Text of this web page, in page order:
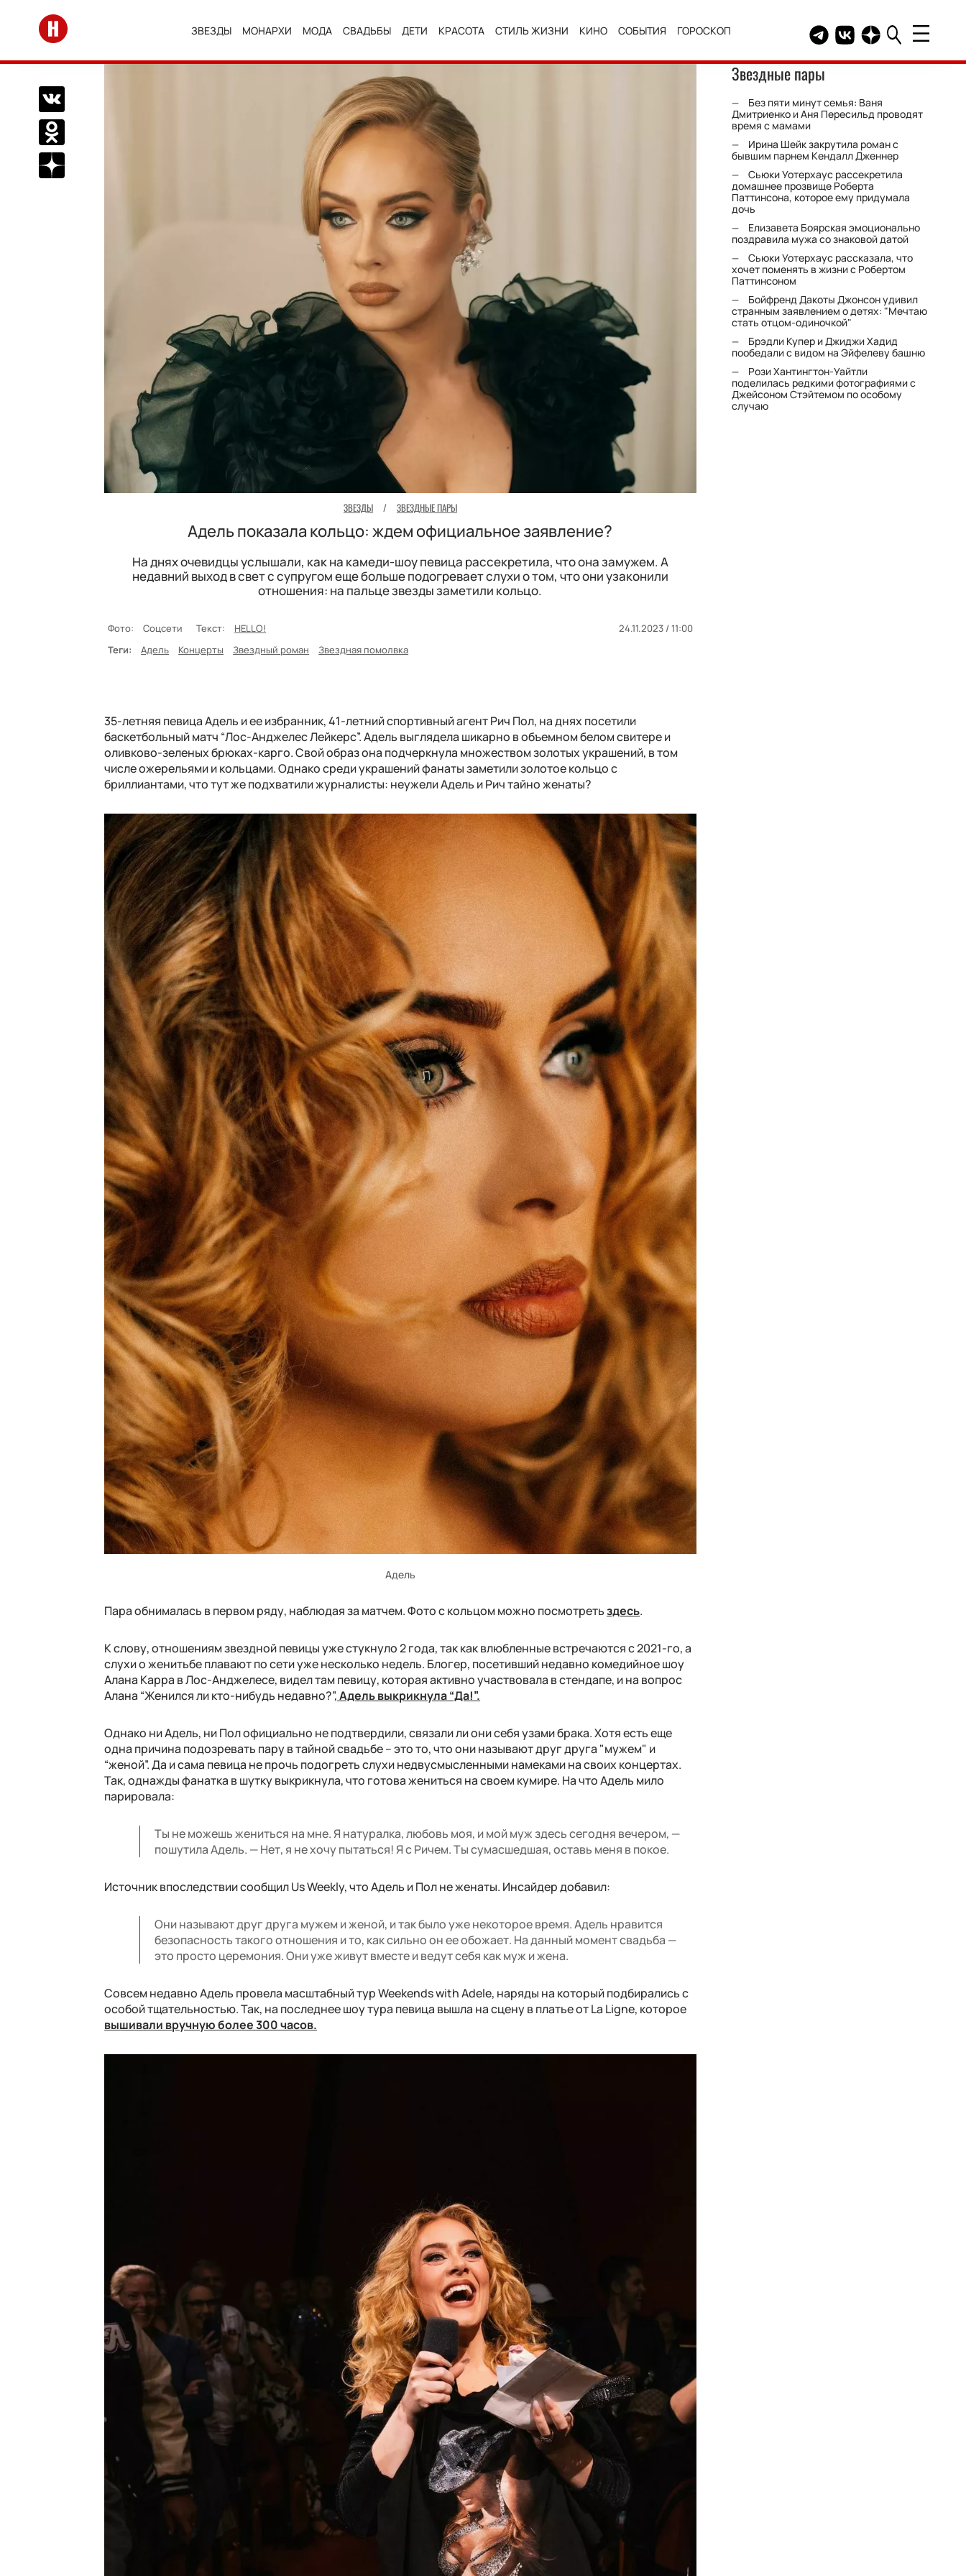
Перейти на главную
ЗВЕЗДЫ МОНАРХИ МОДА СВАДЬБЫ ДЕТИ КРАСОТА СТИЛЬ ЖИЗНИ КИНО СОБЫТИЯ ГОРОСКОП Telegram канал HELLO
Группа HELLO
Канал HELLO в
Поделиться Вконтакте
Поделиться в Одноклассниках
Подписаться на нас в Дзен
ЗВЕЗДЫ / ЗВЕЗДНЫЕ ПАРЫ
Адель показала кольцо: ждем официальное заявление?
На днях очевидцы услышали, как на камеди-шоу певица рассекретила, что она замужем. А
недавний выход в свет с супругом еще больше подогревает слухи о том, что они узаконили
отношения: на пальце звезды заметили кольцо.
Фото: Соцсети Текст: HELLO!
24.11.2023 / 11:00
Теги:
Адель Концерты Звездный роман Звездная помолвка
35-летняя певица Адель и ее избранник, 41-летний спортивный агент Рич Пол, на днях посетили
баскетбольный матч “Лос-Анджелес Лейкерс”. Адель выглядела шикарно в объемном белом свитере и
оливково-зеленых брюках-карго. Свой образ она подчеркнула множеством золотых украшений, в том
числе ожерельями и кольцами. Однако среди украшений фанаты заметили золотое кольцо с
бриллиантами, что тут же подхватили журналисты: неужели Адель и Рич тайно женаты?
Адель
Пара обнималась в первом ряду, наблюдая за матчем. Фото с кольцом можно посмотретьздесь.
К слову, отношениям звездной певицы уже стукнуло 2 года, так как влюбленные встречаются с 2021-го, а
слухи о женитьбе плавают по сети уже несколько недель. Блогер, посетивший недавно комедийное шоу
Алана Карра в Лос-Анджелесе, видел там певицу, которая активно участвовала в стендапе, и на вопрос
Алана “Женился ли кто-нибудь недавно?”,Адель выкрикнула “Да!”.
Однако ни Адель, ни Пол официально не подтвердили, связали ли они себя узами брака. Хотя есть еще
одна причина подозревать пару в тайной свадьбе – это то, что они называют друг друга "мужем" и
“женой”. Да и сама певица не прочь подогреть слухи недвусмысленными намеками на своих концертах.
Так, однажды фанатка в шутку выкрикнула, что готова жениться на своем кумире. На что Адель мило
парировала:
Ты не можешь жениться на мне. Я натуралка, любовь моя, и мой муж здесь сегодня вечером, —
пошутила Адель. — Нет, я не хочу пытаться! Я с Ричем. Ты сумасшедшая, оставь меня в покое.
Источник впоследствии сообщил Us Weekly, что Адель и Пол не женаты. Инсайдер добавил:
Они называют друг друга мужем и женой, и так было уже некоторое время. Адель нравится
безопасность такого отношения и то, как сильно он ее обожает. На данный момент свадьба —
это просто церемония. Они уже живут вместе и ведут себя как муж и жена.
Совсем недавно Адель провела масштабный тур Weekends with Adele, наряды на который подбирались с
особой тщательностью. Так, на последнее шоу тура певица вышла на сцену в платье от La Ligne, которое
вышивали вручную более 300 часов.
Звездные пары
Без пяти минут семья: Ваня
Дмитриенко и Аня Пересильд проводят
время с мамами
Ирина Шейк закрутила роман с
бывшим парнем Кендалл Дженнер
Сьюки Уотерхаус рассекретила
домашнее прозвище Роберта
Паттинсона, которое ему придумала
дочь
Елизавета Боярская эмоционально
поздравила мужа со знаковой датой
Сьюки Уотерхаус рассказала, что
хочет поменять в жизни с Робертом
Паттинсоном
Бойфренд Дакоты Джонсон удивил
странным заявлением о детях: "Мечтаю
стать отцом-одиночкой"
Брэдли Купер и Джиджи Хадид
пообедали с видом на Эйфелеву башню
Рози Хантингтон-Уайтли
поделилась редкими фотографиями с
Джейсоном Стэйтемом по особому
случаю